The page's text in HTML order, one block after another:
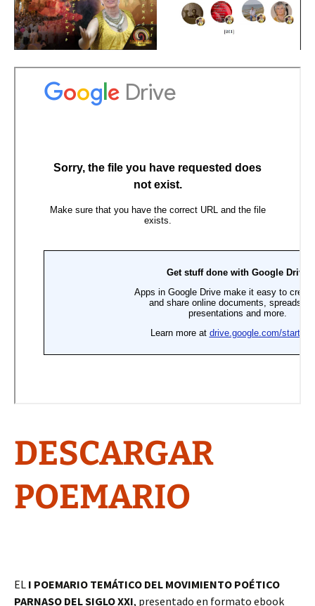
DESCARGAR
POEMARIO
EL I POEMARIO TEMÁTICO DEL MOVIMIENTO POÉTICO
PARNASO DEL SIGLO XXI, presentado en formato ebook